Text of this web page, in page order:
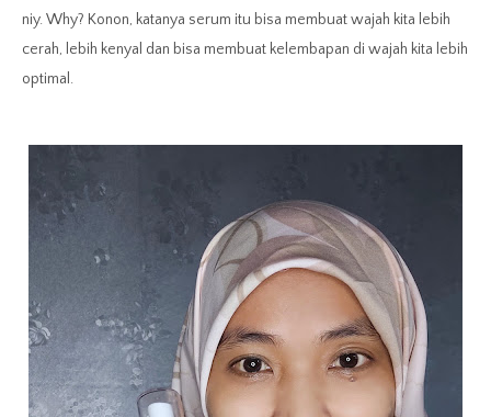
niy. Why? Konon, katanya serum itu bisa membuat wajah kita lebih
cerah, lebih kenyal dan bisa membuat kelembapan di wajah kita lebih
optimal.